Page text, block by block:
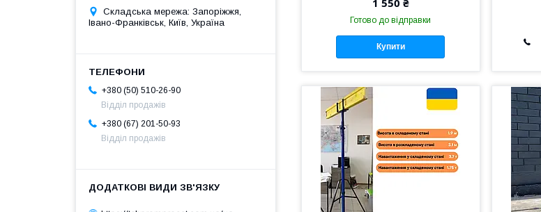
Готово до відправки
Купити
Складська мережа: Запоріжжя,
Івано-Франківськ, Київ, Україна
+380 (50) 510-26-90
Відділ продажів
+380 (67) 201-50-93
Відділ продажів